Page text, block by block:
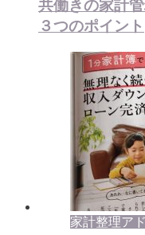
共働きの家計
３つのポイント
家計整理ア